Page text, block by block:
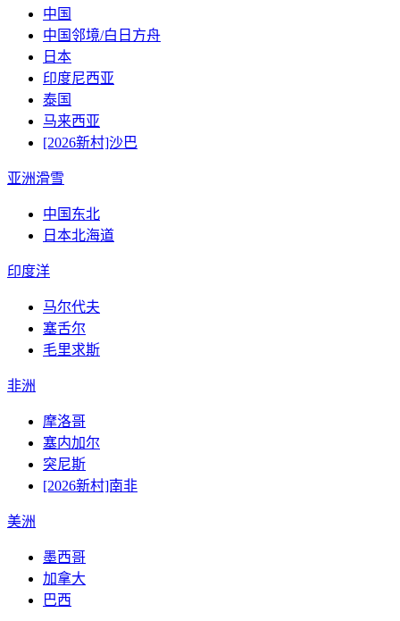
中国
中国邻境/白日方舟
日本
印度尼西亚
泰国
马来西亚
[2026新村]沙巴
亚洲滑雪
中国东北
日本北海道
印度洋
马尔代夫
塞舌尔
毛里求斯
非洲
摩洛哥
塞内加尔
突尼斯
[2026新村]南非
美洲
墨西哥
加拿大
巴西